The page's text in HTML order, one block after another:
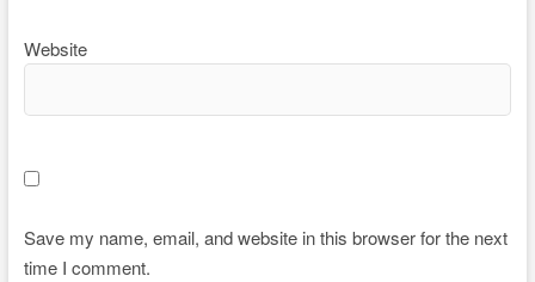
Website
Save my name, email, and website in this browser for the next
time I comment.